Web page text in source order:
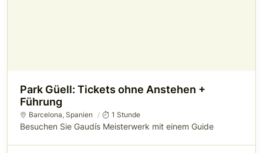
Park Güell: Tickets ohne Anstehen +
Führung
Barcelona, Spanien 1 Stunde
Besuchen Sie Gaudís Meisterwerk mit einem Guide